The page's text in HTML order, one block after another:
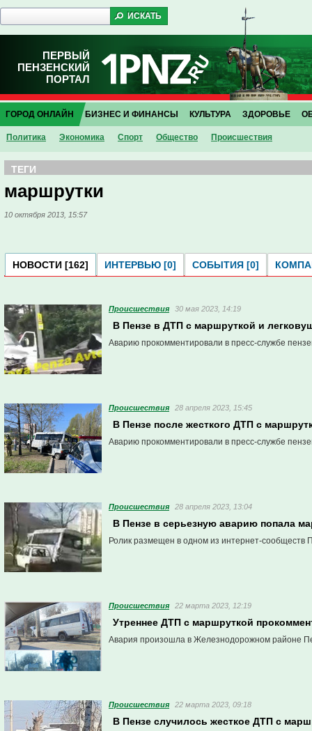
ПЕРВЫЙ
ПЕНЗЕНСКИЙ
ПОРТАЛ
ГОРОД ОНЛАЙН
Политика Экономика Спорт Общество Проиcшествия
БИЗНЕС И ФИНАНСЫ КУЛЬТУРА ЗДОРОВЬЕ
ТЕГИ
маршрутки
10 октября 2013, 15:57
НОВОСТИ [162] ИНТЕРВЬЮ [0] СОБЫТИЯ [0]
Проиcшествия 30 мая 2023, 14:19
В Пензе в ДТП с маршруткой и
Аварию прокомментировали в пресс-службе
Проиcшествия 28 апреля 2023, 15:45
В Пензе после жесткого ДТП с
Аварию прокомментировали в пресс-службе
Проиcшествия 28 апреля 2023, 13:04
В Пензе в серьезную аварию попала
Ролик размещен в одном из интернет-сообществ
Проиcшествия 22 марта 2023, 12:19
Утреннее ДТП с маршруткой
Авария произошла в Железнодорожном районе
Проиcшествия 22 марта 2023, 09:18
В Пензе случилось жесткое ДТП с